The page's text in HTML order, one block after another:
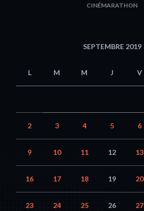
CINÉMARATHON
SEPTEMBRE 2019
L M M J V
2 3 4 5 6
9 10 11 12 13
16 17 18 19 20
23 24 25 26 27